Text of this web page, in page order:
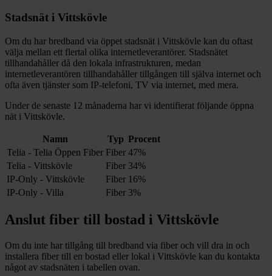
Stadsnät i Vittskövle
Om du har bredband via öppet stadsnät i Vittskövle kan du oftast
välja mellan ett flertal olika internetleverantörer. Stadsnätet
tillhandahåller då den lokala infrastrukturen, medan
internetleverantören tillhandahåller tillgången till själva internet och
ofta även tjänster som IP-telefoni, TV via internet, med mera.
Under de senaste 12 månaderna har vi identifierat följande öppna
nät i Vittskövle.
Namn Typ Procent
Telia - Telia Öppen Fiber Fiber 47%
Telia - Vittskövle
Fiber 34%
IP-Only - Vittskövle
Fiber 16%
IP-Only - Villa
Fiber 3%
Anslut fiber till bostad i Vittskövle
Om du inte har tillgång till bredband via fiber och vill dra in och
installera fiber till en bostad eller lokal i Vittskövle kan du kontakta
något av stadsnäten i tabellen ovan.